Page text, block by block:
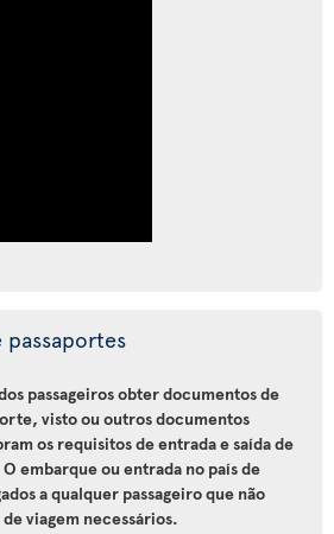
passaportes
passageiros obter documentos de
visto ou outros documentos
os requisitos de entrada e saída de
embarque ou entrada no país de
a qualquer passageiro que não
viagem necessários.